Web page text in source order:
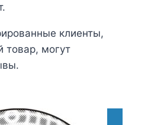
клиенты,
товар, могут